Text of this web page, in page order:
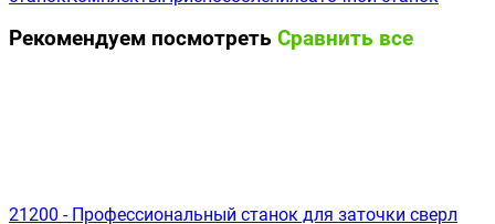
Рекомендуем посмотреть Сравнить все
21200 - Профессиональный станок для заточки сверл